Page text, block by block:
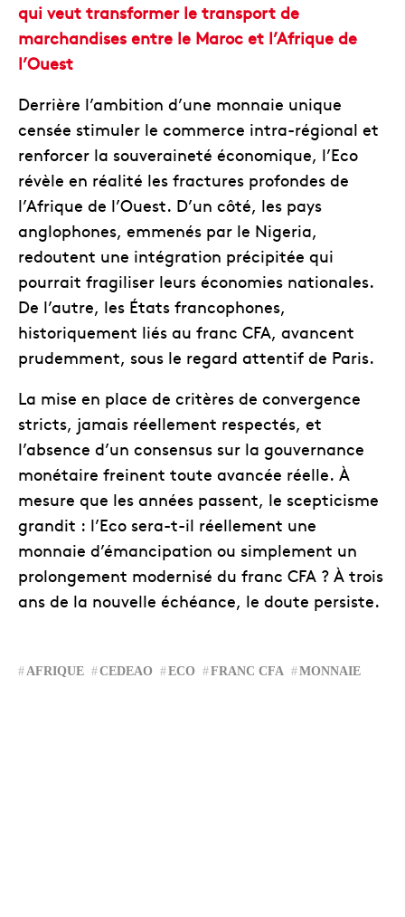
qui veut transformer le transport de
marchandises entre le Maroc et l’Afrique de
l’Ouest
Derrière l’ambition d’une monnaie unique
censée stimuler le commerce intra-régional et
renforcer la souveraineté économique, l’Eco
révèle en réalité les fractures profondes de
l’Afrique de l’Ouest. D’un côté, les pays
anglophones, emmenés par le Nigeria,
redoutent une intégration précipitée qui
pourrait fragiliser leurs économies nationales.
De l’autre, les États francophones,
historiquement liés au franc CFA, avancent
prudemment, sous le regard attentif de Paris.
La mise en place de critères de convergence
stricts, jamais réellement respectés, et
l’absence d’un consensus sur la gouvernance
monétaire freinent toute avancée réelle. À
mesure que les années passent, le scepticisme
grandit : l’Eco sera-t-il réellement une
monnaie d’émancipation ou simplement un
prolongement modernisé du franc CFA ? À trois
ans de la nouvelle échéance, le doute persiste.
AFRIQUE CEDEAO ECO FRANC CFA MONNAIE